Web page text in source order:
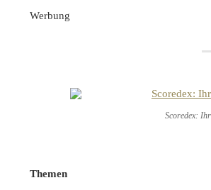
Werbung
Scoredex:
Themen